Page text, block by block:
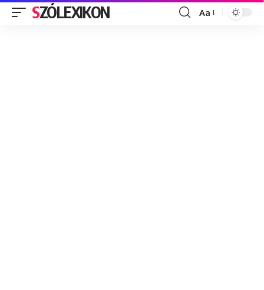
SZÓLEXIKON
Font
Aa